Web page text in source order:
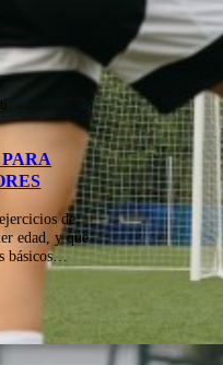
de
edad, y que
básicos…